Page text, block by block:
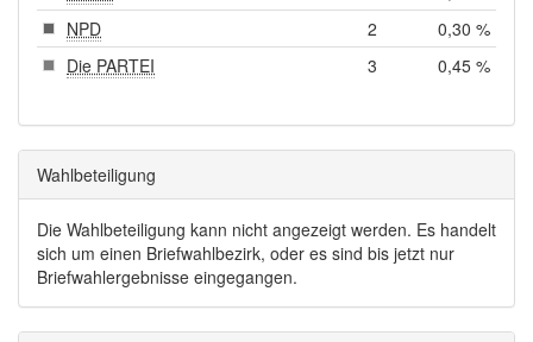
NPD
2
0,30 %
Die PARTEI
3 0,45 %
Wahlbeteiligung
Die Wahlbeteiligung kann nicht angezeigt werden. Es handelt
sich um einen Briefwahlbezirk, oder es sind bis jetzt nur
Briefwahlergebnisse eingegangen.